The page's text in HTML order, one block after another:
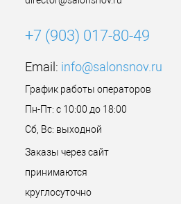
+7 (903) 017-80-49
Email: info@salonsnov.ru
График работы операторов
Пн-Пт: с 10:00 до 18:00
Сб, Вс: выходной
Заказы через сайт
принимаются
круглосуточно